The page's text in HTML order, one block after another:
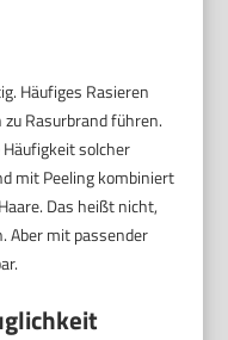
Häufiges Rasieren
Rasurbrand führen.
solcher
mit Peeling kombiniert
Das heißt nicht,
Aber mit passender